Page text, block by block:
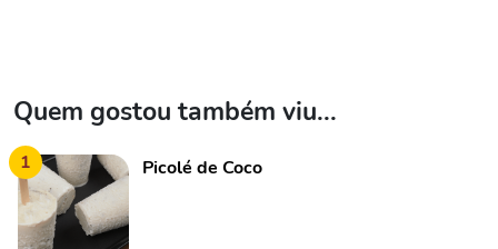
Quem gostou também viu...
1 Picolé de Coco